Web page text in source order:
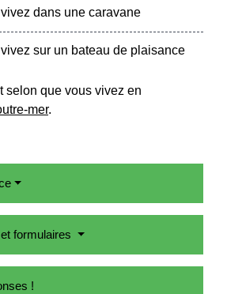
dans une caravane
sur un bateau de plaisance
selon que vous vivez en
mer.
formulaires
!